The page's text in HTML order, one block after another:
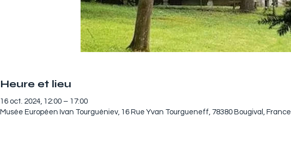
Heure et lieu
16 oct. 2024, 12:00 – 17:00
Musée Européen Ivan Tourguéniev, 16 Rue Yvan Tourgueneff, 78380 Bougival, France